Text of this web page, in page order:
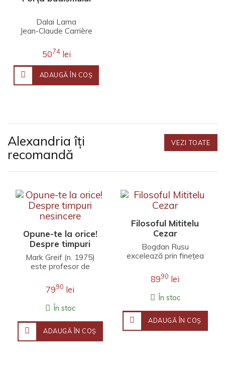
Dalai Lama
Jean-Claude Carrière
5074lei
ADAUGĂ ÎN COŞ
Alexandria îți
recomandă
VEZI TOATE
Opune-te la orice!
Despre timpuri
nesincere
Mark Greif (n. 1975)
este profesor de
Universitatea Stanford.
Fineţea observaţ..
7990 lei
În stoc
ADAUGĂ ÎN COŞ
Filosoful Mititelu
Cezar
Bogdan Rusu
excelează prin finețea
îmbină erudiția
filosofică, investigația j..
8990 lei
În stoc
ADAUGĂ ÎN COŞ